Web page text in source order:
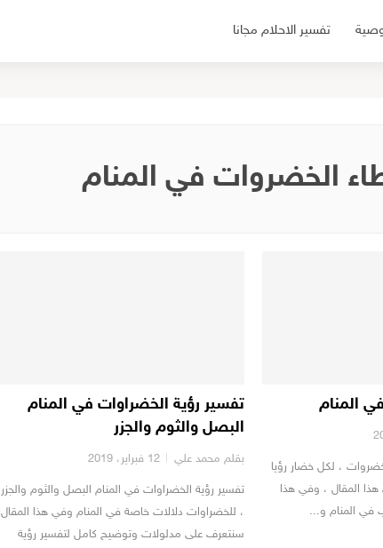
تفسير الاحلام مجانا
الخضروات في المنام
المنام
، لكل خضار رؤيا
المقال ، وفي هذا
في المنام و...
تفسير رؤية الخضراوات في المنام
البصل والثوم والجزر
بقلم محمد علي 12 فبراير، 2019
تفسير رؤية الخضراوات في المنام البصل والثوم والجزر
، للخضراوات دلالات خاصة في المنام وفي هذا المقال
سنتعرف على مدلولات وتوضيح كامل لتفسير رؤية